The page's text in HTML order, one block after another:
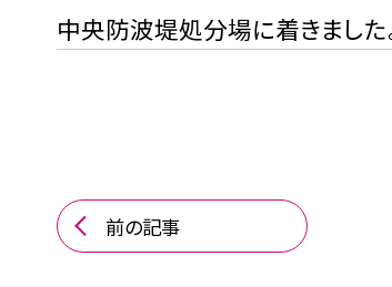
中央防波堤処分場に着きました
前の記事